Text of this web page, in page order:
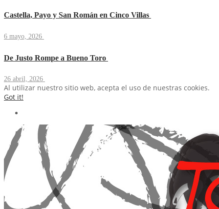
Castella, Payo y San Román en Cinco Villas
6 mayo, 2026
De Justo Rompe a Bueno Toro
26 abril, 2026
Al utilizar nuestro sitio web, acepta el uso de nuestras cookies.
Got it!